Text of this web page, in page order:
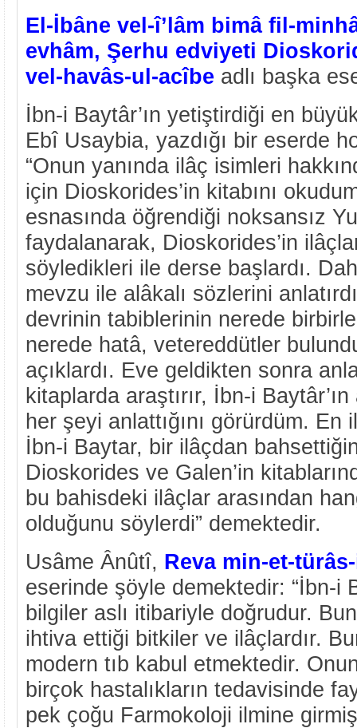
El-İbâne vel-î’lâm bimâ fil-
evhâm, Şerhu edviyeti
vel-havâs-ul-acîbe adlı başka
İbn-i Baytâr’ın yetiştirdiği en
Ebî Usaybia, yazdığı bir eserde
“Onun yanında ilâç isimleri
için Dioskorides’in kitabını
esnasında öğrendiği noksansız
faydalanarak, Dioskorides’in
söyledikleri ile derse başlardı.
mevzu ile alâkalı sözlerini
devrinin tabiblerinin nerede
nerede hatâ, vetereddütler
açıklardı. Eve geldikten sonra
kitaplarda araştırır, İbn-i
her şeyi anlattığını görürdüm.
İbn-i Baytar, bir ilâçdan
Dioskorides ve Galen’in
bu bahisdeki ilâçlar arasından
olduğunu söylerdi” demektedir.
Usâme Ânûtî, Reva min-et-
eserinde şöyle demektedir: “İbn-i
bilgiler aslı itibariyle doğrudur.
ihtiva ettiği bitkiler ve ilâçlardır.
modern tıb kabul etmektedir.
birçok hastalıkların tedavisinde
pek çoğu Farmokoloji ilmine